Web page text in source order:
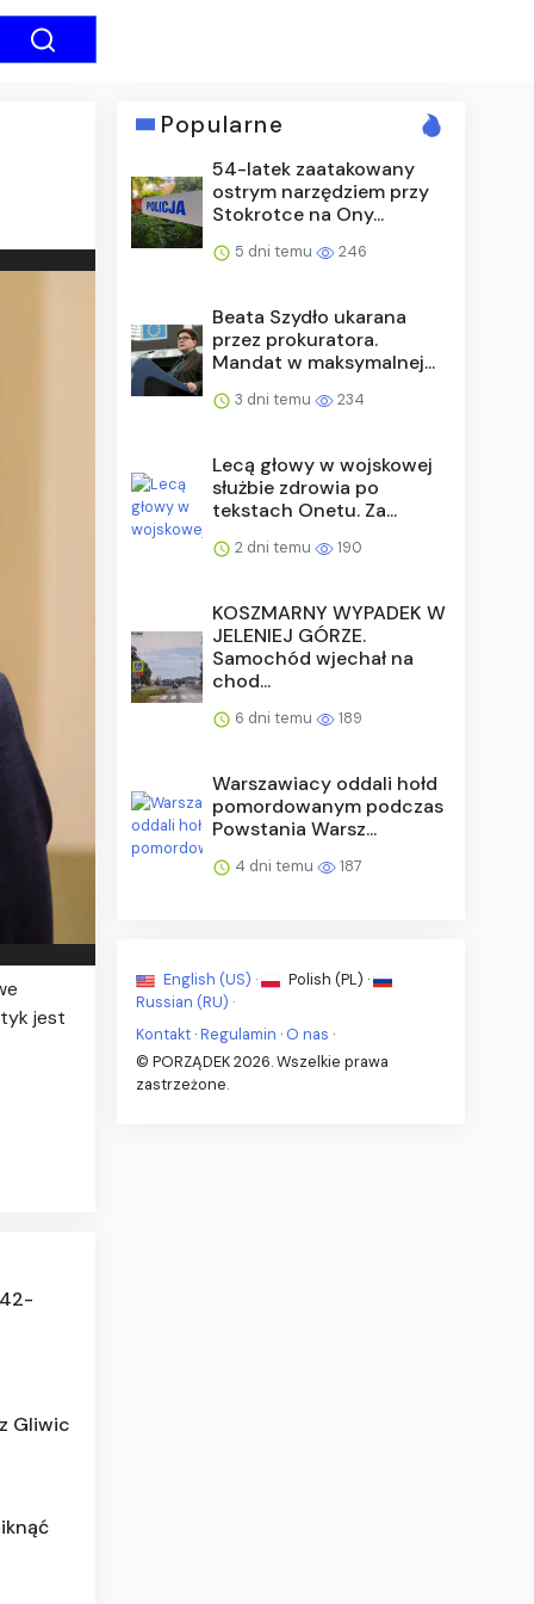
jest
Gliwic
Popularne
54-latek zaatakowany
ostrym narzędziem przy
Stokrotce na Ony...
5 dni temu 246
Beata Szydło ukarana
przez prokuratora.
Mandat w maksymalnej...
3 dni temu 234
Lecą głowy w wojskowej
służbie zdrowia po
tekstach Onetu. Za...
2 dni temu 190
KOSZMARNY WYPADEK W
JELENIEJ GÓRZE.
Samochód wjechał na
chod...
6 dni temu 189
Warszawiacy oddali hołd
pomordowanym podczas
Powstania Warsz...
4 dni temu 187
English (US) ·
Polish (PL) ·
Russian (RU) ·
Kontakt ·Regulamin · O nas ·
© PORZĄDEK 2026. Wszelkie prawa
zastrzeżone.